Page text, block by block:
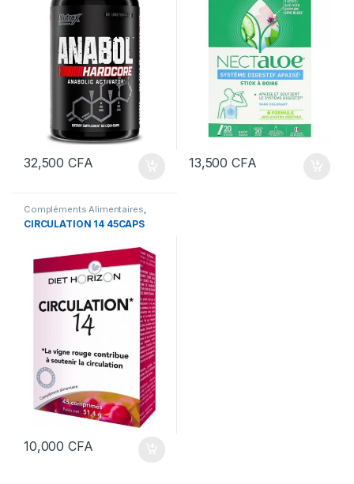
32,500CFA 13,500CFA
Compléments Alimentaires,
Santé
CIRCULATION 14 45CAPS
10,000CFA